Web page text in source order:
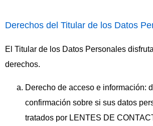
Derechos del Titular de los Datos
El Titular de los Datos Personales
derechos.
Derecho de acceso e información:
confirmación sobre si sus datos
tratados por LENTES DE